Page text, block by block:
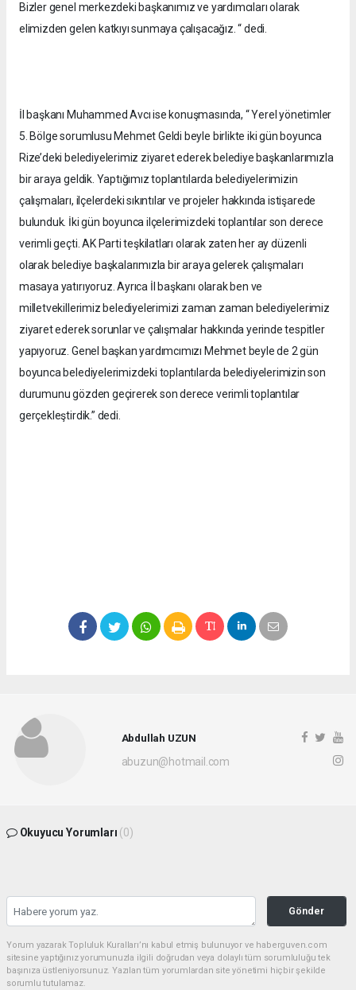
Bizler genel merkezdeki başkanımız ve yardımcıları olarak
elimizden gelen katkıyı sunmaya çalışacağız. “ dedi.
İl başkanı Muhammed Avcı ise konuşmasında, “ Yerel yönetimler
5. Bölge sorumlusu Mehmet Geldi beyle birlikte iki gün boyunca
Rize’deki belediyelerimiz ziyaret ederek belediye başkanlarımızla
bir araya geldik. Yaptığımız toplantılarda belediyelerimizin
çalışmaları, ilçelerdeki sıkıntılar ve projeler hakkında istişarede
bulunduk. İki gün boyunca ilçelerimizdeki toplantılar son derece
verimli geçti. AK Parti teşkilatları olarak zaten her ay düzenli
olarak belediye başkalarımızla bir araya gelerek çalışmaları
masaya yatırıyoruz. Ayrıca İl başkanı olarak ben ve
milletvekillerimiz belediyelerimizi zaman zaman belediyelerimiz
ziyaret ederek sorunlar ve çalışmalar hakkında yerinde tespitler
yapıyoruz. Genel başkan yardımcımızı Mehmet beyle de 2 gün
boyunca belediyelerimizdeki toplantılarda belediyelerimizin son
durumunu gözden geçirerek son derece verimli toplantılar
gerçekleştirdik.” dedi.
Abdullah UZUN
abuzun@hotmail.com
Okuyucu Yorumları (0)
Gönder
Yorum yazarak Topluluk Kuralları’nı kabul etmiş bulunuyor ve haberguven.com
sitesine yaptığınız yorumunuzla ilgili doğrudan veya dolaylı tüm sorumluluğu tek
başınıza üstleniyorsunuz. Yazılan tüm yorumlardan site yönetimi hiçbir şekilde
sorumlu tutulamaz.